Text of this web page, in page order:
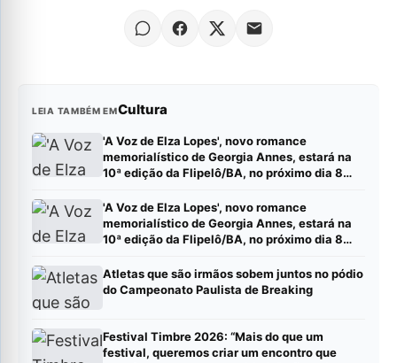
LEIA TAMBÉM EMCultura
'A Voz de Elza Lopes', novo romance
memorialístico de Georgia Annes, estará na
10ª edição da Flipelô/BA, no próximo dia 8
'A Voz de Elza Lopes', novo romance
memorialístico de Georgia Annes, estará na
10ª edição da Flipelô/BA, no próximo dia 8
Atletas que são irmãos sobem juntos no pódio
do Campeonato Paulista de Breaking
Festival Timbre 2026: “Mais do que um
festival, queremos criar um encontro que